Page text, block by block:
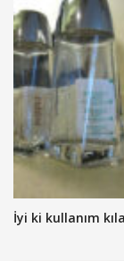
İyi ki kullanım